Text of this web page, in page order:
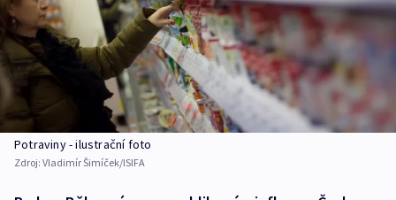
Potraviny - ilustrační foto
Zdroj: Vladimír Šimíček/ISIFA